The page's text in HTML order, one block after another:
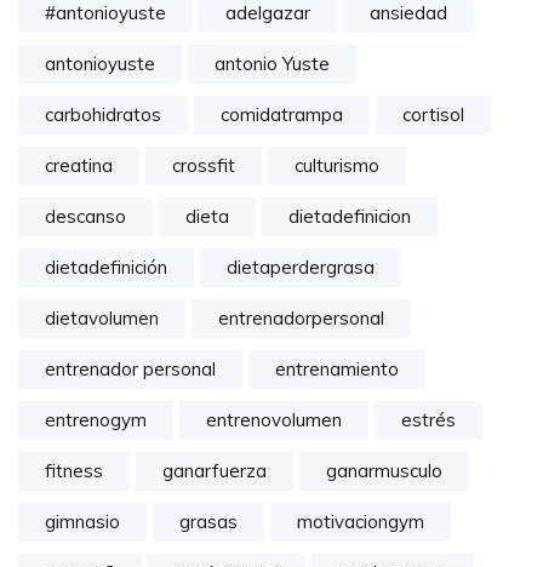
#antonioyuste adelgazar ansiedad
antonioyuste antonio Yuste
carbohidratos comidatrampa cortisol
creatina crossfit culturismo
descanso dieta dietadefinicion
dietadefinición dietaperdergrasa
dietavolumen entrenadorpersonal
entrenador personal entrenamiento
entrenogym entrenovolumen estrés
fitness ganarfuerza ganarmusculo
gimnasio grasas motivaciongym